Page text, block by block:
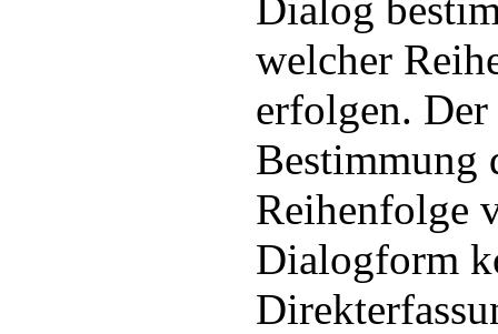
welcher
erfolgen.
Bestimmung
Reihenfolge
Dialogform